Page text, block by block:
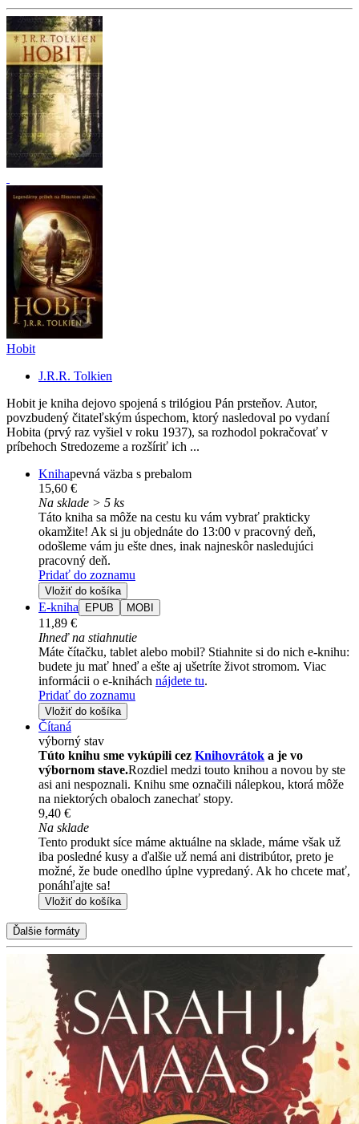
Hobit
J.R.R. Tolkien
Hobit je kniha dejovo spojená s trilógiou Pán prsteňov. Autor,
povzbudený čitateľským úspechom, ktorý nasledoval po vydaní
Hobita (prvý raz vyšiel v roku 1937), sa rozhodol pokračovať v
príbehoch Stredozeme a rozšíriť ich ...
Knihapevná väzba s prebalom
15,60 €
Na sklade > 5 ks
Táto kniha sa môže na cestu ku vám vybrať prakticky
okamžite! Ak si ju objednáte do 13:00 v pracovný deň,
odošleme vám ju ešte dnes, inak najneskôr nasledujúci
pracovný deň.
Pridať do zoznamu
Vložiť do košíka
E-kniha EPUB MOBI
11,89 €
Ihneď na stiahnutie
Máte čítačku, tablet alebo mobil? Stiahnite si do nich e-knihu:
budete ju mať hneď a ešte aj ušetríte život stromom. Viac
informácii o e-knihách nájdete tu.
Pridať do zoznamu
Vložiť do košíka
Čítaná
výborný stav
Túto knihu sme vykúpili cez Knihovrátok a je vo
výbornom stave.Rozdiel medzi touto knihou a novou by ste
asi ani nespoznali. Knihu sme označili nálepkou, ktorá môže
na niektorých obaloch zanechať stopy.
9,40 €
Na sklade
Tento produkt síce máme aktuálne na sklade, máme však už
iba posledné kusy a ďalšie už nemá ani distribútor, preto je
možné, že bude onedlho úplne vypredaný. Ak ho chcete mať,
ponáhľajte sa!
Vložiť do košíka
Ďalšie formáty